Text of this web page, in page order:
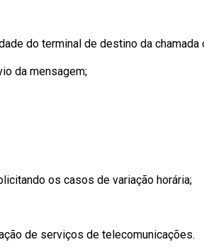
do terminal de destino da chamada
da mensagem;
os casos de variação horária;
de serviços de telecomunicações.